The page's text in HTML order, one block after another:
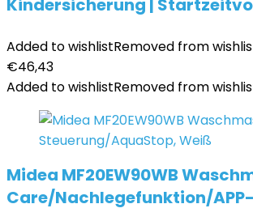
Kindersicherung |
Added to wishlistRemoved from
€46,43
Added to wishlistRemoved from
Midea MF20EW90WB
Care/Nachlegefunktion/